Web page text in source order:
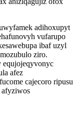
adihoxupyt
vufarupo
ibaf uzyl
ziro.
equjojeqyvonyc
afez
cajecoro ripusu